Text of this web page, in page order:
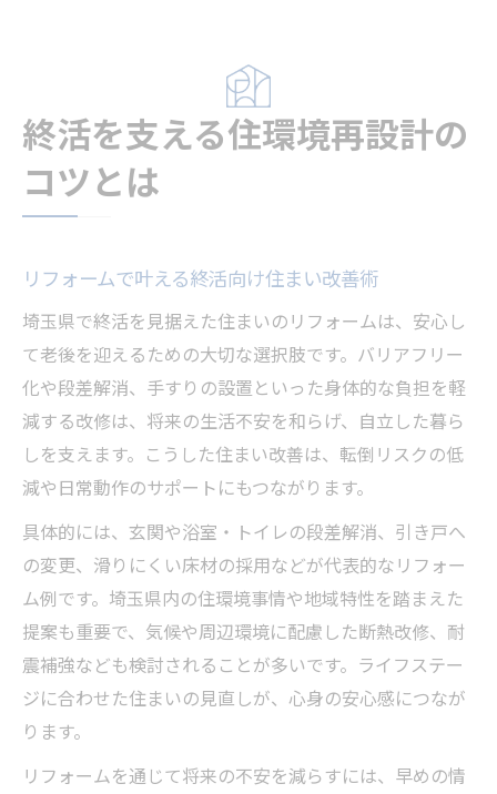
終活を支える住環境再設計の
コツとは
リフォームで叶える終活向け住まい改善術
埼玉県で終活を見据えた住まいのリフォームは、安心し
て老後を迎えるための大切な選択肢です。バリアフリー
化や段差解消、手すりの設置といった身体的な負担を軽
減する改修は、将来の生活不安を和らげ、自立した暮ら
しを支えます。こうした住まい改善は、転倒リスクの低
減や日常動作のサポートにもつながります。
具体的には、玄関や浴室・トイレの段差解消、引き戸へ
の変更、滑りにくい床材の採用などが代表的なリフォー
ム例です。埼玉県内の住環境事情や地域特性を踏まえた
提案も重要で、気候や周辺環境に配慮した断熱改修、耐
震補強なども検討されることが多いです。ライフステー
ジに合わせた住まいの見直しが、心身の安心感につなが
ります。
リフォームを通じて将来の不安を減らすには、早めの情